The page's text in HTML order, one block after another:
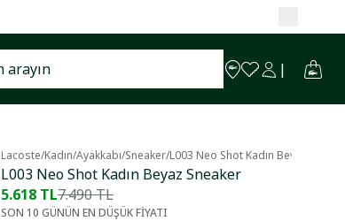
Lacoste/Kadın/Ayakkabı/Sneaker/L003 Neo Shot Kadın Beyaz
L003 Neo Shot Kadın Beyaz Sneaker
5.618 TL7.490 TL
SON 10 GÜNÜN EN DÜŞÜK FİYATI